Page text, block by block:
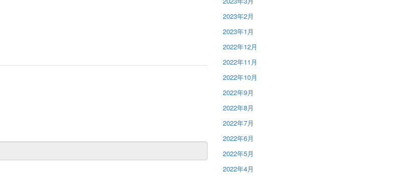
2023年2月
2023年1月
2022年12月
2022年11月
2022年10月
2022年9月
2022年8月
2022年7月
2022年6月
2022年5月
2022年4月